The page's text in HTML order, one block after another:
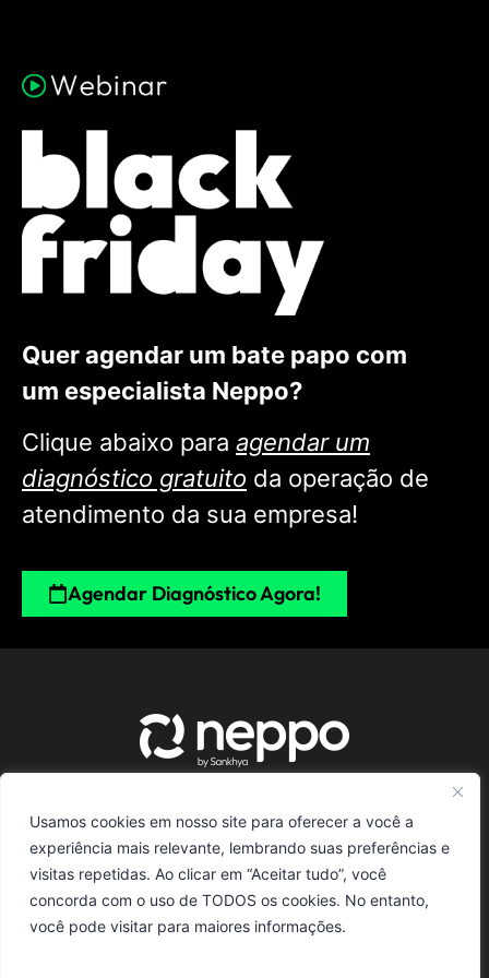
Usamos cookies em nosso site para oferecer a você a
experiência mais relevante, lembrando suas preferências e
visitas repetidas. Ao clicar em “Aceitar tudo”, você
concorda com o uso de TODOS os cookies. No entanto,
você pode visitar para maiores informações.
Quer agendar um bate papo com
um especialista Neppo?
Clique abaixo para agendar um
diagnóstico gratuito da operação de
atendimento da sua empresa!
Agendar Diagnóstico Agora!
Materiais
Políticas de Privacidade